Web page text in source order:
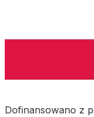
Dofinansowano z